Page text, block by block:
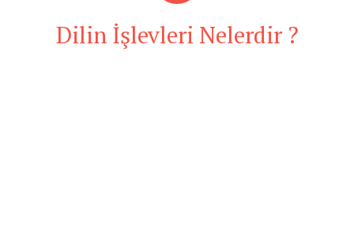
Dilin İşlevleri Nelerdir ?